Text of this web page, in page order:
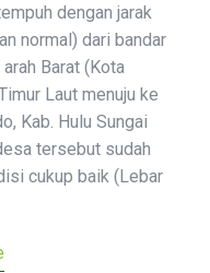
dengan jarak
normal) dari bandar
Barat (Kota
Laut menuju ke
Kab. Hulu Sungai
tersebut sudah
cukup baik (Lebar